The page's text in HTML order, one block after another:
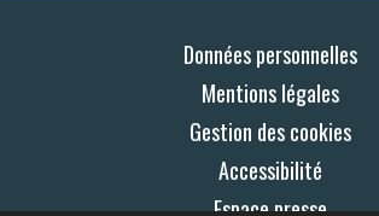
Données personnelles
Mentions légales
Gestion des cookies
Accessibilité
Espace presse